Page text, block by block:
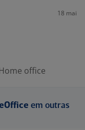
18 mai
office
em outras